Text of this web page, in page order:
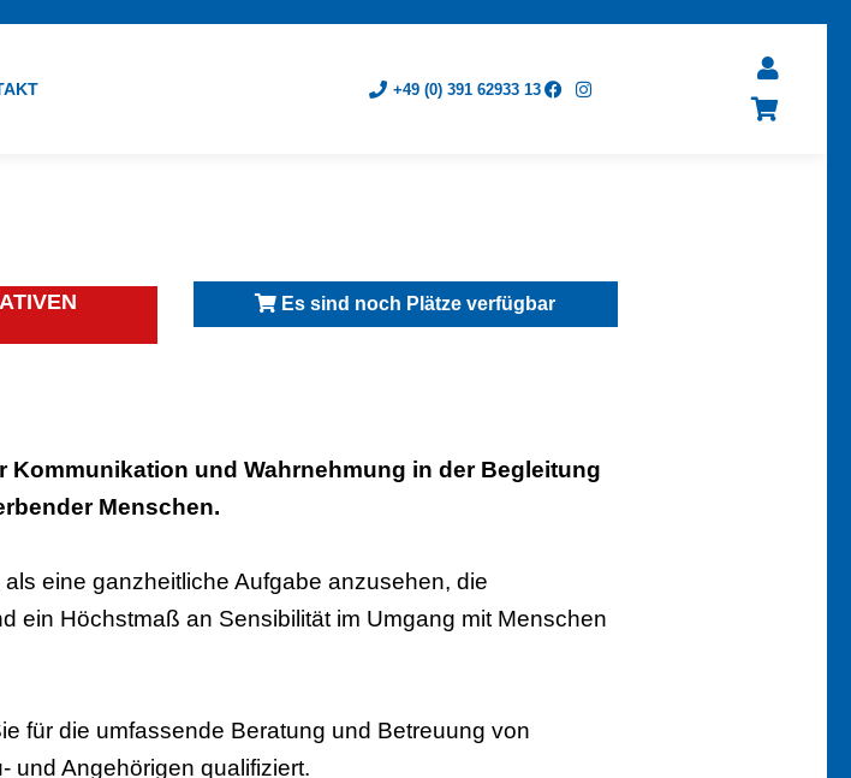
+49 (0) 391 62933 13
Es sind noch Plätze verfügbar
Kommunikation und Wahrnehmung in der Begleitung
Menschen.
eine ganzheitliche Aufgabe anzusehen, die
ein Höchstmaß an Sensibilität im Umgang mit Menschen
für die umfassende Beratung und Betreuung von
und Angehörigen qualifiziert.